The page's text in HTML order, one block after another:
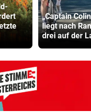
„Captain
liegt nach
drei auf der